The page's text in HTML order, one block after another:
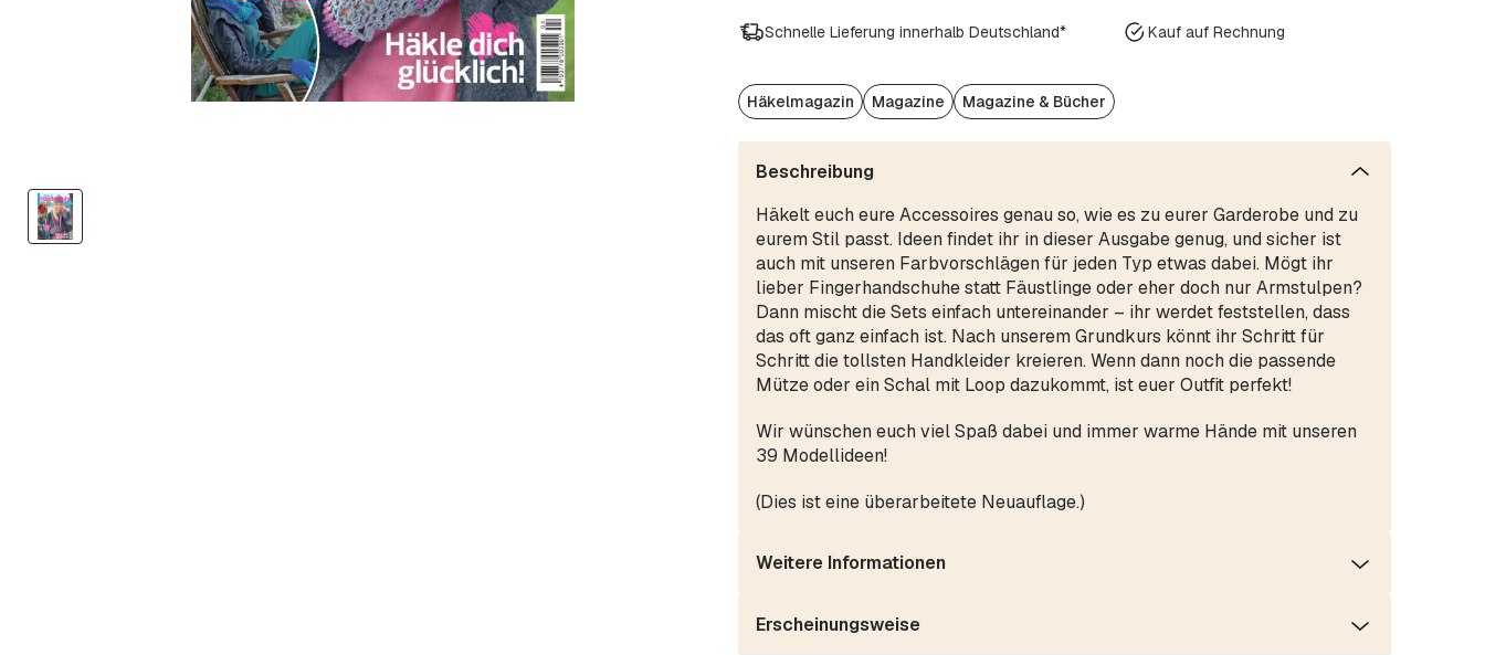
Schnelle Lieferung innerhalb Deutschland* Kauf auf Rechnung
Häkelmagazin Magazine Magazine & Bücher
Beschreibung
Häkelt euch eure Accessoires genau so, wie es zu eurer Garderobe und zu
eurem Stil passt. Ideen findet ihr in dieser Ausgabe genug, und sicher ist
auch mit unseren Farbvorschlägen für jeden Typ etwas dabei. Mögt ihr
lieber Fingerhandschuhe statt Fäustlinge oder eher doch nur Armstulpen?
Dann mischt die Sets einfach untereinander – ihr werdet feststellen, dass
das oft ganz einfach ist. Nach unserem Grundkurs könnt ihr Schritt für
Schritt die tollsten Handkleider kreieren. Wenn dann noch die passende
Mütze oder ein Schal mit Loop dazukommt, ist euer Outfit perfekt!
Wir wünschen euch viel Spaß dabei und immer warme Hände mit unseren
39 Modellideen!
(Dies ist eine überarbeitete Neuauflage.)
Weitere Informationen
Erscheinungsweise